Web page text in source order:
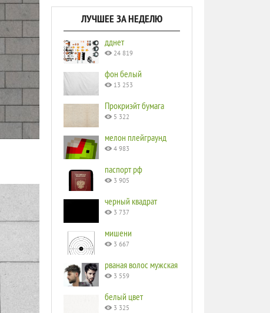
ЛУЧШЕЕ ЗА НЕДЕЛЮ
дднет
24 819
фон белый
13 253
Прокриэйт бумага
5 322
мелон плейграунд
4 983
паспорт рф
3 905
черный квадрат
3 737
мишени
3 667
рваная волос мужская
3 559
белый цвет
3 325